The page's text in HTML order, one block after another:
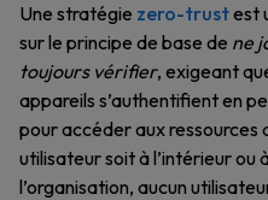
Une stratégie zero-trustest
sur le principe de base de ne
toujours vérifier, exigeant
appareils s’authentifient en
pour accéder aux ressources
utilisateur soit à l’intérieur ou
l’organisation, aucun